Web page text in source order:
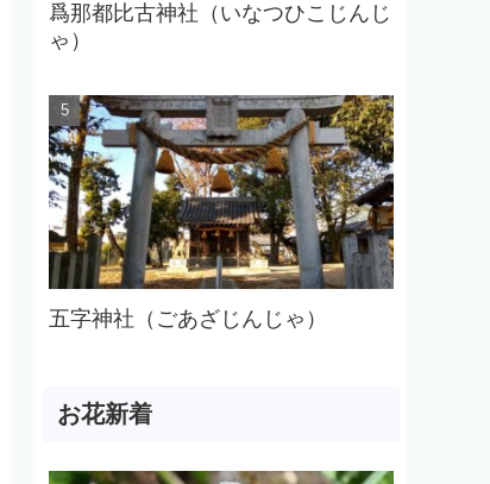
爲那都比古神社（いなつひこじんじ
ゃ）
五字神社（ごあざじんじゃ）
お花新着